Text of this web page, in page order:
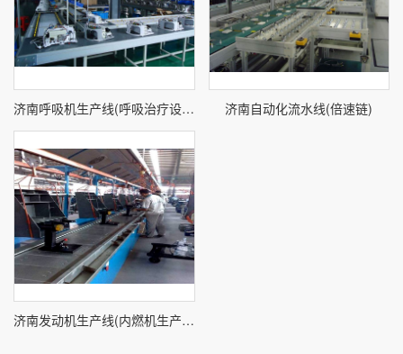
济南呼吸机生产线(呼吸治疗设备生产线) 济南自动化流水线(倍速链)
济南发动机生产线(内燃机生产线)